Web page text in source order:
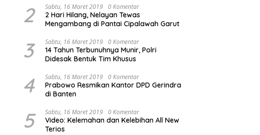
2 Sabtu, 16 Maret 2019 0 Komentar
2 Hari Hilang, Nelayan Tewas
Mengambang di Pantai Cipalawah Garut
3 Sabtu, 16 Maret 2019 0 Komentar
14 Tahun Terbunuhnya Munir, Polri
Didesak Bentuk Tim Khusus
4 Sabtu, 16 Maret 2019 0 Komentar
Prabowo Resmikan Kantor DPD Gerindra
di Banten
5 Sabtu, 16 Maret 2019 0 Komentar
Video: Kelemahan dan Kelebihan All New
Terios